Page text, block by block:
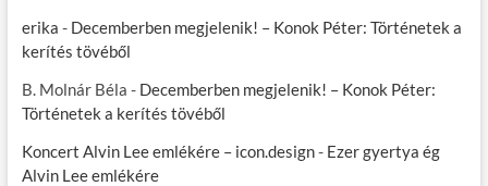
erika - Decemberben megjelenik! – Konok Péter: Történetek a
kerítés tövéből
B. Molnár Béla - Decemberben megjelenik! – Konok Péter:
Történetek a kerítés tövéből
Koncert Alvin Lee emlékére – icon.design- Ezer gyertya ég
Alvin Lee emlékére